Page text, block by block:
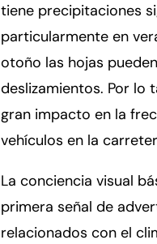
tiene precipitaciones
particularmente en
otoño las hojas
deslizamientos. Por lo
gran impacto en la
vehículos en la
La conciencia visual
primera señal de
relacionados con el